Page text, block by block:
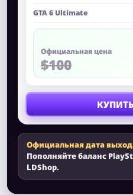
GTA 6 Ultimate
Официальная цена
$100
Официальная дата
Пополняйте баланс
LDShop.